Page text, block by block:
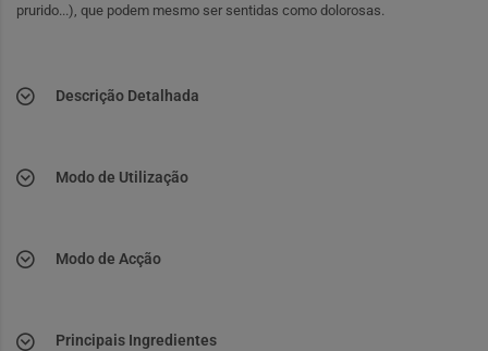
prurido...), que podem mesmo ser sentidas como dolorosas.
Descrição Detalhada
Modo de Utilização
Modo de Acção
Principais Ingredientes